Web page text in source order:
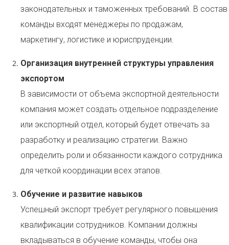
законодательных и таможенных требований. В состав
команды входят менеджеры по продажам,
маркетингу, логистике и юриспруденции.
Организация внутренней структуры управления
экспортом
В зависимости от объема экспортной деятельности
компания может создать отдельное подразделение
или экспортный отдел, который будет отвечать за
разработку и реализацию стратегии. Важно
определить роли и обязанности каждого сотрудника
для четкой координации всех этапов.
Обучение и развитие навыков
Успешный экспорт требует регулярного повышения
квалификации сотрудников. Компании должны
вкладываться в обучение команды, чтобы она